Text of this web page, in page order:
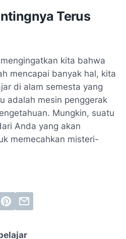
Terus
kita bahwa
mencapai banyak hal, kita
di alam semesta yang
adalah mesin penggerak
Mungkin, suatu
Anda yang akan
memecahkan misteri-